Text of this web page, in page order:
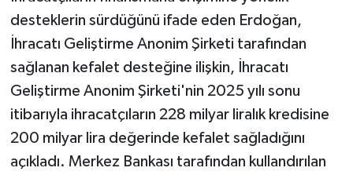
desteklerin sürdüğünü ifade eden Erdoğan,
İhracatı Geliştirme Anonim Şirketi tarafından
sağlanan kefalet desteğine ilişkin, İhracatı
Geliştirme Anonim Şirketi'nin 2025 yılı sonu
itibarıyla ihracatçıların 228 milyar liralık kredisine
200 milyar lira değerinde kefalet sağladığını
açıkladı. Merkez Bankası tarafından kullandırılan